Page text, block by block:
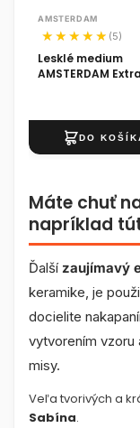
Lesklé medium
AMSTERDAM Extra
AMSTERDAM
(5)
Máte chuť
napríklad
Ďalší zaujímavý
keramike, je
docielite
vytvorením vzoru
misy.
Veľa tvorivých a
Sabína.